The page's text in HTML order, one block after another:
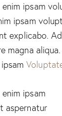
ipsam
ipsam
explicabo.
magna
ipsam
ipsam
aspernatur